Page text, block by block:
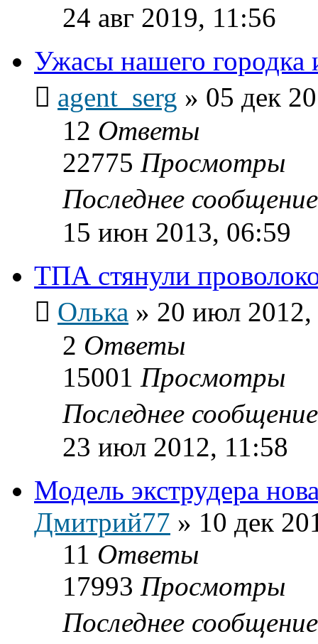
24 авг 2019, 11:56
Ужасы нашего городка
agent_serg » 05 дек
12 Ответы
22775 Просмотры
Последнее
15 июн 2013, 06:59
ТПА стянули
Олька » 20 июл 2012,
2 Ответы
15001 Просмотры
Последнее
23 июл 2012, 11:58
Модель экструдера
Дмитрий77 » 10 дек
11 Ответы
17993 Просмотры
Последнее